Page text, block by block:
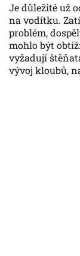
Je důležité už
na vodítku.
problém,
mohlo být
vyžadují
vývoj kloubů,